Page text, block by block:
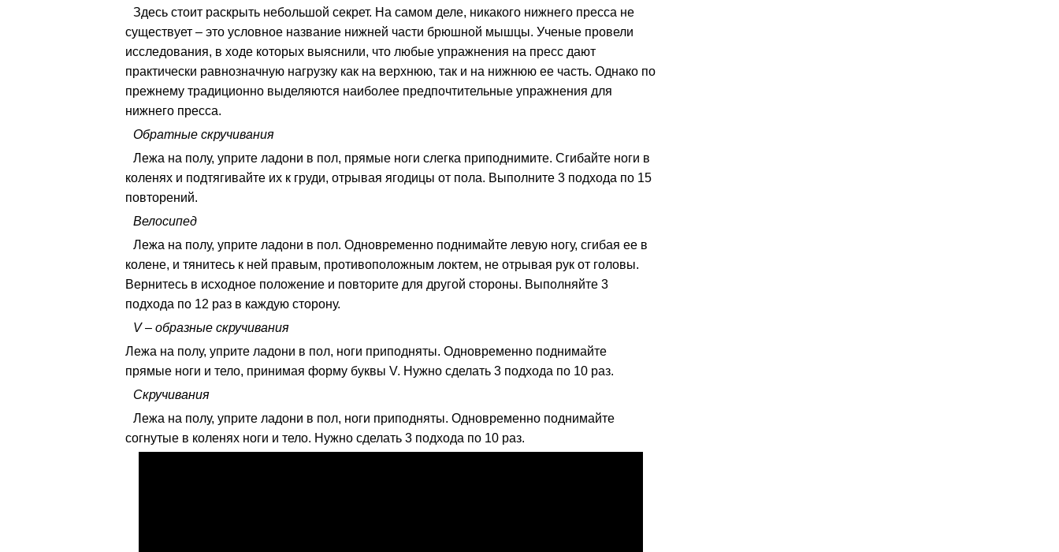
Здесь стоит раскрыть небольшой секрет. На самом деле, никакого нижнего пресса не
существует – это условное название нижней части брюшной мышцы. Ученые провели
исследования, в ходе которых выяснили, что любые упражнения на пресс дают
практически равнозначную нагрузку как на верхнюю, так и на нижнюю ее часть. Однако по
прежнему традиционно выделяются наиболее предпочтительные упражнения для
нижнего пресса.
Обратные скручивания
Лежа на полу, уприте ладони в пол, прямые ноги слегка приподнимите. Сгибайте ноги в
коленях и подтягивайте их к груди, отрывая ягодицы от пола. Выполните 3 подхода по 15
повторений.
Велосипед
Лежа на полу, уприте ладони в пол. Одновременно поднимайте левую ногу, сгибая ее в
колене, и тянитесь к ней правым, противоположным локтем, не отрывая рук от головы.
Вернитесь в исходное положение и повторите для другой стороны. Выполняйте 3
подхода по 12 раз в каждую сторону.
V – образные скручивания
Лежа на полу, уприте ладони в пол, ноги приподняты. Одновременно поднимайте
прямые ноги и тело, принимая форму буквы V. Нужно сделать 3 подхода по 10 раз.
Скручивания
Лежа на полу, уприте ладони в пол, ноги приподняты. Одновременно поднимайте
согнутые в коленях ноги и тело. Нужно сделать 3 подхода по 10 раз.